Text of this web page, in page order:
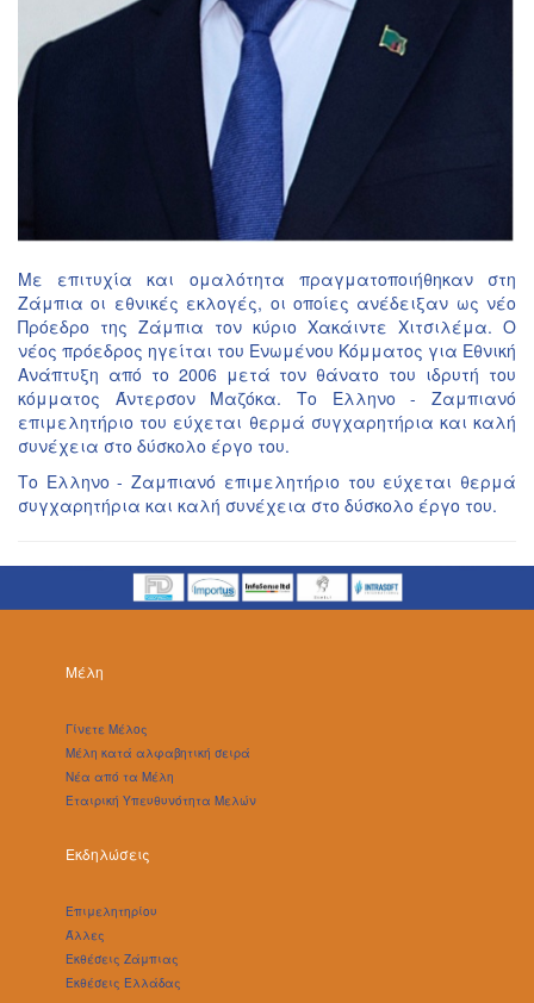
Με επιτυχία και ομαλότητα πραγματοποιήθηκαν στη
Ζάμπια οι εθνικές εκλογές, οι οποίες ανέδειξαν ως νέο
Πρόεδρο της Ζάμπια τον κύριο Χακάιντε Χιτσιλέμα. Ο
νέος πρόεδρος ηγείται του Ενωμένου Κόμματος για Εθνική
Ανάπτυξη από το 2006 μετά τον θάνατο του ιδρυτή του
κόμματος Άντερσον Μαζόκα. Το Ελληνο - Ζαμπιανό
επιμελητήριο του εύχεται θερμά συγχαρητήρια και καλή
συνέχεια στο δύσκολο έργο του.
Το Ελληνο - Ζαμπιανό επιμελητήριο του εύχεται θερμά
συγχαρητήρια και καλή συνέχεια στο δύσκολο έργο του.
Μέλη
Γίνετε Μέλος
Μέλη κατά αλφαβητική σειρά
Νέα από τα Μέλη
Εταιρική Υπευθυνότητα Μελών
Εκδηλώσεις
Επιμελητηρίου
Άλλες
Εκθέσεις Ζάμπιας
Εκθέσεις Ελλάδας